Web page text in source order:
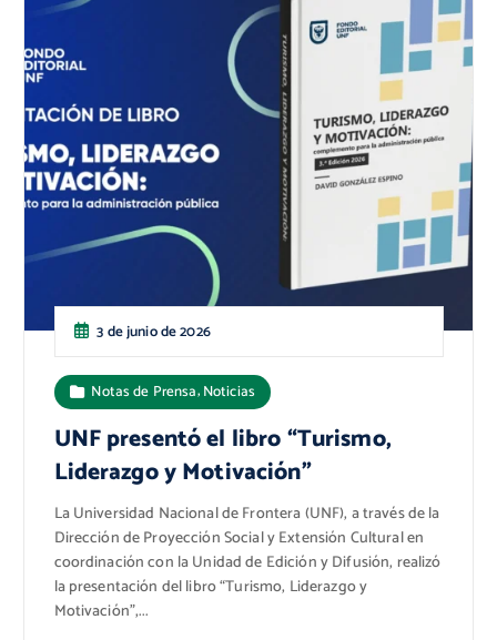
3 de junio de 2026
Notas de Prensa,Noticias
UNF presentó el libro “Turismo,
Liderazgo y Motivación”
La Universidad Nacional de Frontera (UNF), a través de la
Dirección de Proyección Social y Extensión Cultural en
coordinación con la Unidad de Edición y Difusión, realizó
la presentación del libro “Turismo, Liderazgo y
Motivación”,...